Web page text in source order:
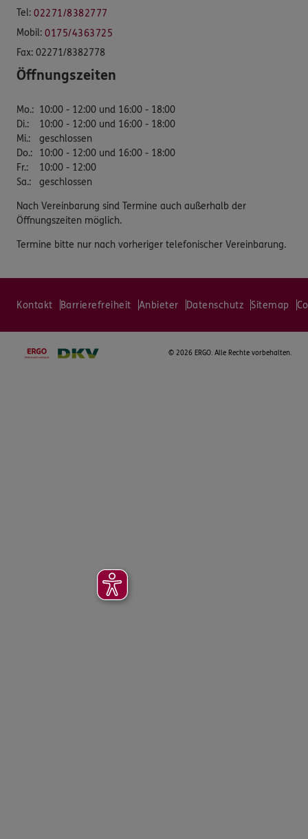
Tel: 02271/8382777
Mobil: 0175/4363725
Fax: 02271/8382778
Öffnungszeiten
Mo.: 10:00 - 12:00 und 16:00 - 18:00
Di.:
10:00 - 12:00 und 16:00 - 18:00
Mi.:
geschlossen
Do.:
10:00 - 12:00 und 16:00 - 18:00
Fr.:
10:00 - 12:00
Sa.: geschlossen
Nach Vereinbarung sind Termine auch außerhalb der
Öffnungszeiten möglich.
Termine bitte nur nach vorheriger telefonischer Vereinbarung.
Kontakt Barrierefreiheit Anbieter Datenschutz Sitemap
© 2026 ERGO. Alle Rechte vorbehalten.